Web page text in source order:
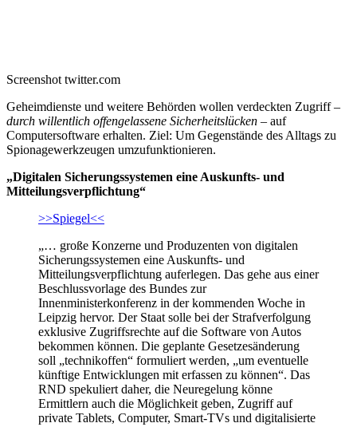
Screenshot twitter.com
Geheimdienste und weitere Behörden wollen verdeckten Zugriff –
durch willentlich offengelassene Sicherheitslücken – auf
Computersoftware erhalten. Ziel: Um Gegenstände des Alltags zu
Spionagewerkzeugen umzufunktionieren.
„Digitalen Sicherungssystemen eine Auskunfts- und
Mitteilungsverpflichtung“
>>Spiegel<<
„… große Konzerne und Produzenten von digitalen
Sicherungssystemen eine Auskunfts- und
Mitteilungsverpflichtung auferlegen. Das gehe aus einer
Beschlussvorlage des Bundes zur
Innenministerkonferenz in der kommenden Woche in
Leipzig hervor. Der Staat solle bei der Strafverfolgung
exklusive Zugriffsrechte auf die Software von Autos
bekommen können. Die geplante Gesetzesänderung
soll „technikoffen“ formuliert werden, „um eventuelle
künftige Entwicklungen mit erfassen zu können“. Das
RND spekuliert daher, die Neuregelung könne
Ermittlern auch die Möglichkeit geben, Zugriff auf
private Tablets, Computer, Smart-TVs und digitalisierte